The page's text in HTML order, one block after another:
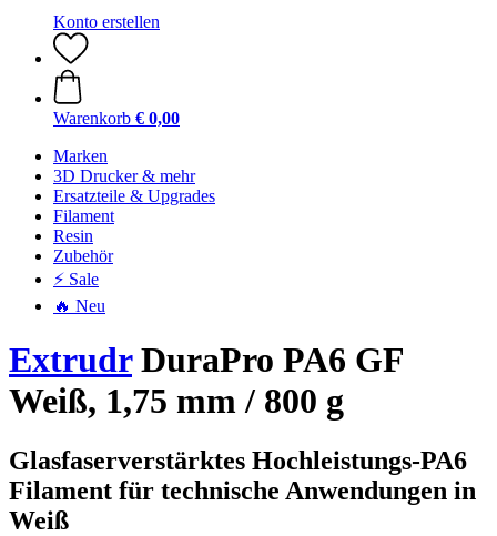
Konto erstellen
Warenkorb € 0,00
Marken
3D Drucker & mehr
Ersatzteile & Upgrades
Filament
Resin
Zubehör
⚡ Sale
🔥 Neu
ExtrudrDuraPro PA6 GF
Weiß, 1,75 mm / 800 g
Glasfaserverstärktes Hochleistungs-PA6
Filament für technische Anwendungen in
Weiß